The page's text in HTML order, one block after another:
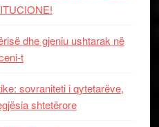
dhe gjeniu ushtarak në
t
sovraniteti i qytetarëve,
shtetërore